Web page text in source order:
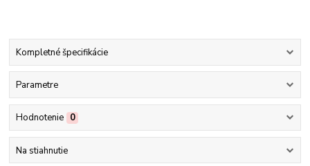
Kompletné špecifikácie
Parametre
Hodnotenie 0
Na stiahnutie